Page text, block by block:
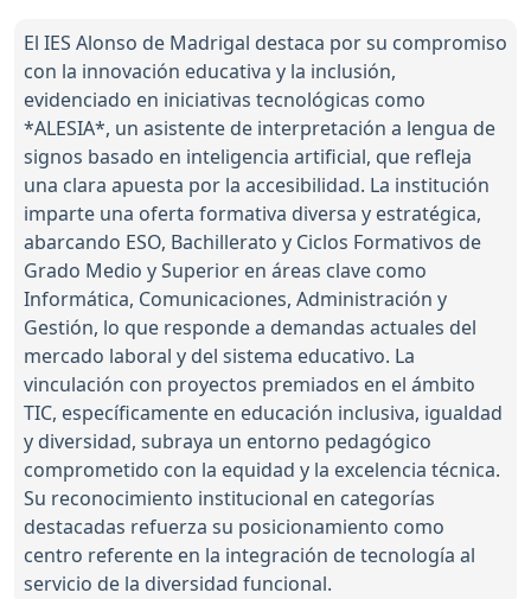
El IES Alonso de Madrigal destaca por su compromiso
con la innovación educativa y la inclusión,
evidenciado en iniciativas tecnológicas como
*ALESIA*, un asistente de interpretación a lengua de
signos basado en inteligencia artificial, que refleja
una clara apuesta por la accesibilidad. La institución
imparte una oferta formativa diversa y estratégica,
abarcando ESO, Bachillerato y Ciclos Formativos de
Grado Medio y Superior en áreas clave como
Informática, Comunicaciones, Administración y
Gestión, lo que responde a demandas actuales del
mercado laboral y del sistema educativo. La
vinculación con proyectos premiados en el ámbito
TIC, específicamente en educación inclusiva, igualdad
y diversidad, subraya un entorno pedagógico
comprometido con la equidad y la excelencia técnica.
Su reconocimiento institucional en categorías
destacadas refuerza su posicionamiento como
centro referente en la integración de tecnología al
servicio de la diversidad funcional.